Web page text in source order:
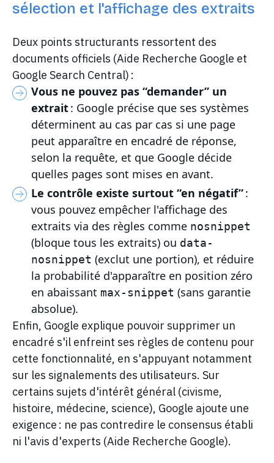
sélection et l'affichage des extraits
Deux points structurants ressortent des
documents officiels (Aide Recherche Google et
Google Search Central) :
Vous ne pouvez pas “demander” un
extrait: Google précise que ses systèmes
déterminent au cas par cas si une page
peut apparaître en encadré de réponse,
selon la requête, et que Google décide
quelles pages sont mises en avant.
Le contrôle existe surtout “en négatif”:
vous pouvez empêcher l'affichage des
extraits via des règles comme nosnippet
(bloque tous les extraits) ou data-
nosnippet (exclut une portion), et réduire
la probabilité d'apparaître en position zéro
en abaissant max-snippet (sans garantie
absolue).
Enfin, Google explique pouvoir supprimer un
encadré s'il enfreint ses règles de contenu pour
cette fonctionnalité, en s'appuyant notamment
sur les signalements des utilisateurs. Sur
certains sujets d'intérêt général (civisme,
histoire, médecine, science), Google ajoute une
exigence : ne pas contredire le consensus établi
ni l'avis d'experts (Aide Recherche Google).